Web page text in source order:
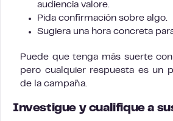
audiencia valore.
Pida confirmación sobre algo.
Sugiera una hora concreta
Puede que tenga más suerte
pero cualquier respuesta es un
de la campaña.
Investigue y cualifique a